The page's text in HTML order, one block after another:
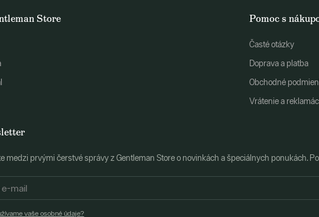
Store Pomoc s
Časté otázky
Doprava a platba
Obchodné
Vrátenie a
medzi prvými čerstvé správy z Gentleman Store o novinkách a špeciálnych ponukách.
vaše osobné údaje?